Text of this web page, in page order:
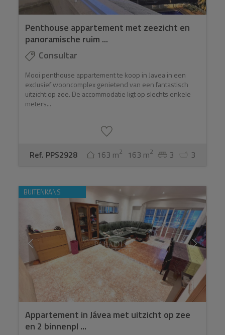
Penthouse appartement met zeezicht en
panoramische ruim ...
Consultar
Mooi penthouse appartement te koop in Javea in een
exclusief wooncomplex genietend van een fantastisch
uitzicht op zee. De accommodatie ligt op slechts enkele
meters...
Ref. PPS2928 163 m2 163 m2 3 3
BUITENKANS
Appartement in Jávea met uitzicht op zee
en 2 binnenpl ...